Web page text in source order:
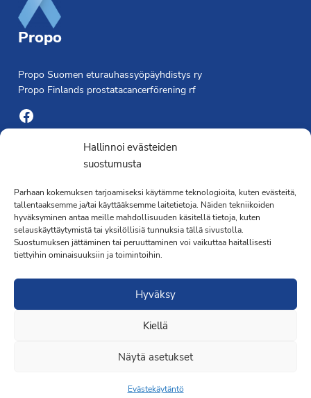
Hallinnoi evästeiden
suostumusta
Parhaan kokemuksen tarjoamiseksi käytämme teknologioita, kuten evästeitä,
tallentaaksemme ja/tai käyttääksemme laitetietoja. Näiden tekniikoiden
hyväksyminen antaa meille mahdollisuuden käsitellä tietoja, kuten
selauskäyttäytymistä tai yksilöllisiä tunnuksia tällä sivustolla.
Suostumuksen jättäminen tai peruuttaminen voi vaikuttaa haitallisesti
tiettyihin ominaisuuksiin ja toimintoihin.
Hyväksy
Kiellä
Näytä asetukset
Evästekäytäntö
Propo
Propo Suomen eturauhassyöpäyhdistys ry
Propo Finlands prostatacancerförening rf
Liity jäseneksi
Facebook
Yhdistyksen toimisto
Laivapojankatu 3 C, 00180 Helsinki
toimisto@propo.fi
Saavutettavuusseloste »
Toiminnanjohtaja
·Toteutus ja ylläpitoMMD Networks